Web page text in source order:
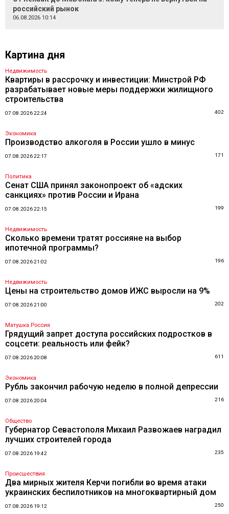
российский рынок
06.08.2026 10:14
Картина дня
Недвижимость
Квартиры в рассрочку и инвестиции: Минстрой РФ
разрабатывает новые меры поддержки жилищного
строительства
07.08.2026 22:24 402
Экономика
Производство алкоголя в России ушло в минус
07.08.2026 22:17 171
Политика
Сенат США принял законопроект об «адских
санкциях» против России и Ирана
07.08.2026 22:15 199
Недвижимость
Сколько времени тратят россияне на выбор
ипотечной программы?
07.08.2026 21:02 196
Недвижимость
Цены на строительство домов ИЖС выросли на 9%
07.08.2026 21:00 202
Матушка Россия
Грядущий запрет доступа российских подростков в
соцсети: реальность или фейк?
07.08.2026 20:08 611
Экономика
Рубль закончил рабочую неделю в полной депрессии
07.08.2026 20:04 216
Общество
Губернатор Севастополя Михаил Развожаев наградил
лучших строителей города
07.08.2026 19:42 235
Происшествия
Два мирных жителя Керчи погибли во время атаки
украинских беспилотников на многоквартирный дом
07.08.2026 19:12 250